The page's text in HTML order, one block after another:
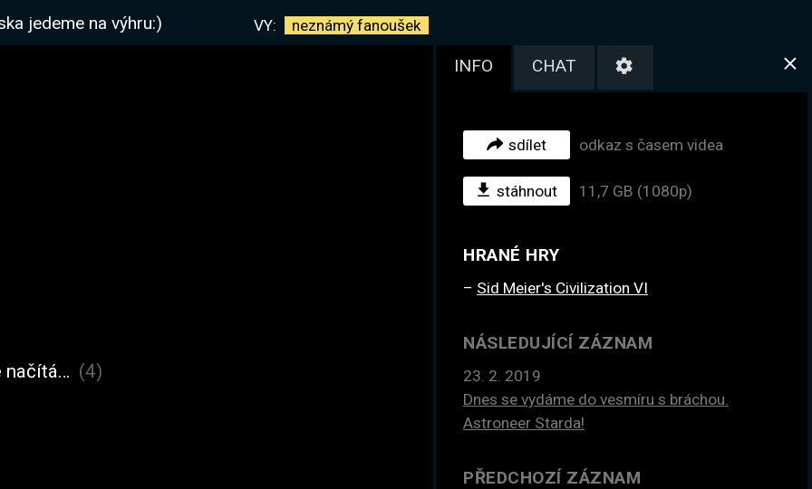
jedeme na výhru:) VY: neznámý fanoušek
načítá… (4)
INFO CHAT
sdílet odkaz s časem videa
stáhnout 11,7 GB (1080p)
HRANÉ HRY
Sid Meier's Civilization VI
NÁSLEDUJÍCÍ ZÁZNAM
23. 2. 2019
Dnes se vydáme do vesmíru s bráchou.
Astroneer Starda!
PŘEDCHOZÍ ZÁZNAM